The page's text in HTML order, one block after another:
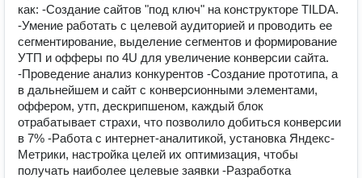
как: -Создание сайтов "под ключ" на конструкторе TILDA.
-Умение работать с целевой аудиторией и проводить ее
сегментирование, выделение сегментов и формирование
УТП и офферы по 4U для увеличение конверсии сайта.
-Проведение анализ конкурентов -Создание прототипа, а
в дальнейшем и сайт с конверсионными элементами,
оффером, утп, дескрипшеном, каждый блок
отрабатывает страхи, что позволило добиться конверсии
в 7% -Работа с интернет-аналитикой, установка Яндекс-
Метрики, настройка целей их оптимизация, чтобы
получать наиболее целевые заявки -Разработка